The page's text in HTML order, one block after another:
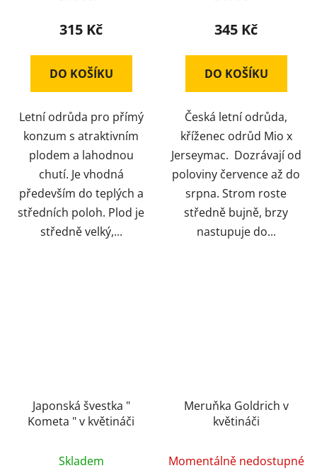
315 Kč
DO KOŠÍKU
Letní odrůda pro přímý
konzum s atraktivním
plodem a lahodnou
chutí. Je vhodná
především do teplých a
středních poloh. Plod je
středně velký,...
345 Kč
DO KOŠÍKU
Česká letní odrůda,
kříženec odrůd Mio x
Jerseymac. Dozrávají od
poloviny července až do
srpna. Strom roste
středně bujně, brzy
nastupuje do...
Japonská švestka "
Kometa " v květináči
Skladem
Meruňka Goldrich v
květináči
Momentálně nedostupné